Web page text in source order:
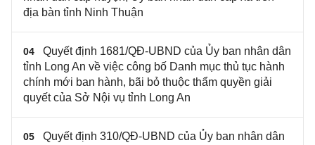
địa bàn tỉnh Ninh Thuận
04
Quyết định 1681/QĐ-UBND của Ủy ban nhân dân
tỉnh Long An về việc công bố Danh mục thủ tục hành
chính mới ban hành, bãi bỏ thuộc thẩm quyền giải
quyết của Sở Nội vụ tỉnh Long An
05
Quyết định 310/QĐ-UBND của Ủy ban nhân dân